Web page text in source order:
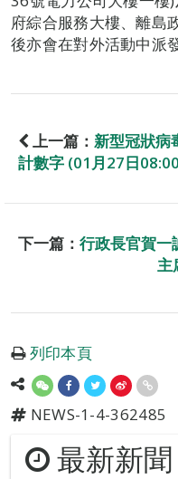
府綜合服務大樓、離島
後亦會在對外活動中派
上一篇： 新型冠狀病
計數字 (01月27日
下一篇： 行政長官賀一
主
列印本頁
NEWS-1-4-362485
最新新聞